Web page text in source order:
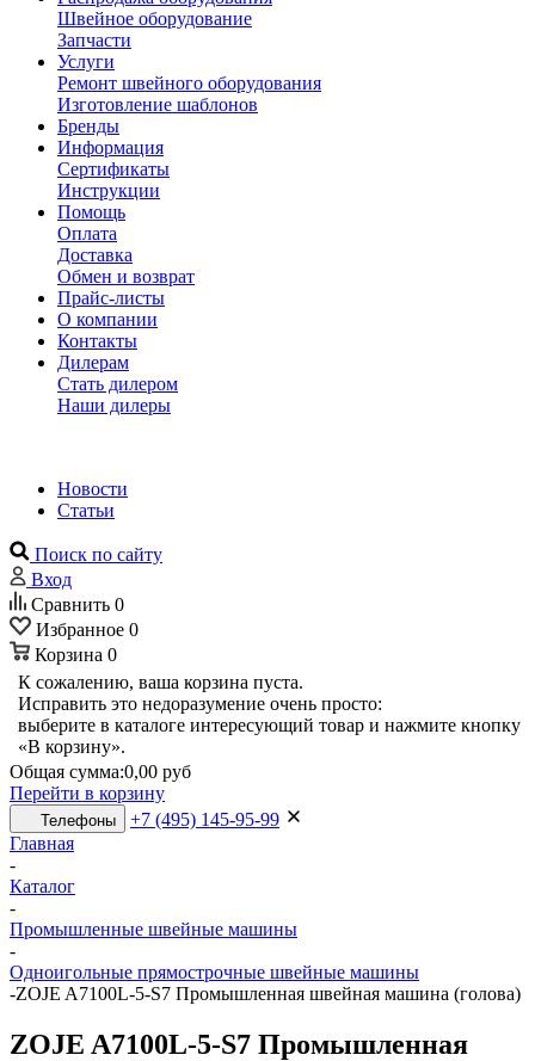
Швейное оборудование
Запчасти
Услуги
Ремонт швейного оборудования
Изготовление шаблонов
Бренды
Информация
Сертификаты
Инструкции
Помощь
Оплата
Доставка
Обмен и возврат
Прайс-листы
О компании
Контакты
Дилерам
Стать дилером
Наши дилеры
Новости
Статьи
Поиск по сайту
Вход
Сравнить 0
Избранное 0
Корзина 0
К сожалению, ваша корзина пуста.
Исправить это недоразумение очень просто:
выберите в каталоге интересующий товар и нажмите кнопку
«В корзину».
Общая сумма:0,00 руб
Перейти в корзину
Телефоны
+7 (495) 145-95-99
Главная
-
Каталог
-
Промышленные швейные машины
-
Одноигольные прямострочные швейные машины
-ZOJE A7100L-5-S7 Промышленная швейная машина (голова)
ZOJE A7100L-5-S7 Промышленная